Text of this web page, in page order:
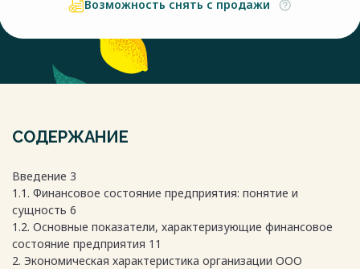
Возможность снять с продажи
СОДЕРЖАНИЕ
Введение 3
1.1. Финансовое состояние предприятия: понятие и
сущность 6
1.2. Основные показатели, характеризующие финансовое
состояние предприятия 11
2. Экономическая характеристика организации ООО